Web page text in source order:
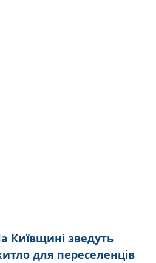
Київщині зведуть
для переселенців